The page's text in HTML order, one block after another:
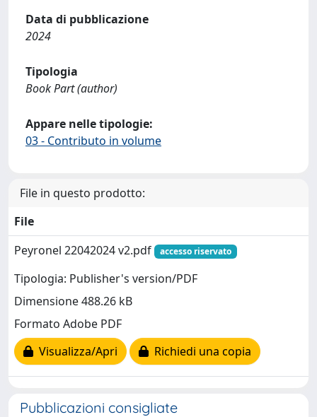
Data di pubblicazione
2024
Tipologia
Book Part (author)
Appare nelle tipologie:
03 - Contributo in volume
File in questo prodotto:
File
Peyronel 22042024 v2.pdf
accesso riservato
Tipologia: Publisher's version/PDF
Dimensione 488.26 kB
Formato Adobe PDF
Visualizza/Apri
Richiedi una copia
Pubblicazioni consigliate